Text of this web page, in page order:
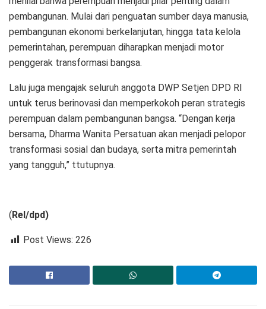
pembangunan. Mulai dari penguatan sumber daya manusia,
pembangunan ekonomi berkelanjutan, hingga tata kelola
pemerintahan, perempuan diharapkan menjadi motor
penggerak transformasi bangsa.
Lalu juga mengajak seluruh anggota DWP Setjen DPD RI
untuk terus berinovasi dan memperkokoh peran strategis
perempuan dalam pembangunan bangsa. “Dengan kerja
bersama, Dharma Wanita Persatuan akan menjadi pelopor
transformasi sosial dan budaya, serta mitra pemerintah
yang tangguh,” ttutupnya.
(Rel/dpd)
Post Views: 226